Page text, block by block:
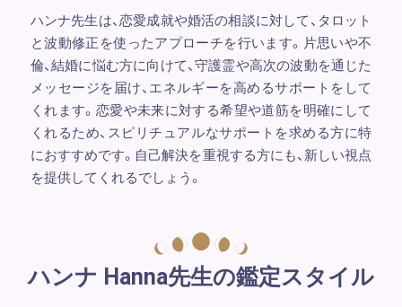
ハンナ先生は、恋愛成就や婚活の相談に対して、タロット
と波動修正を使ったアプローチを行います。片思いや不
倫、結婚に悩む方に向けて、守護霊や高次の波動を通じた
メッセージを届け、エネルギーを高めるサポートをして
くれます。恋愛や未来に対する希望や道筋を明確にして
くれるため、スピリチュアルなサポートを求める方に特
におすすめです。自己解決を重視する方にも、新しい視点
を提供してくれるでしょう。
ハンナ Hanna先生の鑑定スタイル